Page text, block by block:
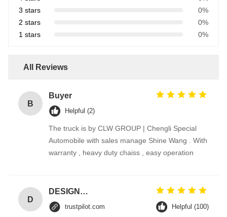
3 stars
0%
2 stars
0%
1 stars
0%
All Reviews
B
Buyer
Helpful (2)
The truck is by CLW GROUP | Chengli Special
Automobile with sales manage Shine Wang . With
warranty , heavy duty chaiss , easy operation
D
DESIGNER CODE
trustpilot.com Helpful (100)